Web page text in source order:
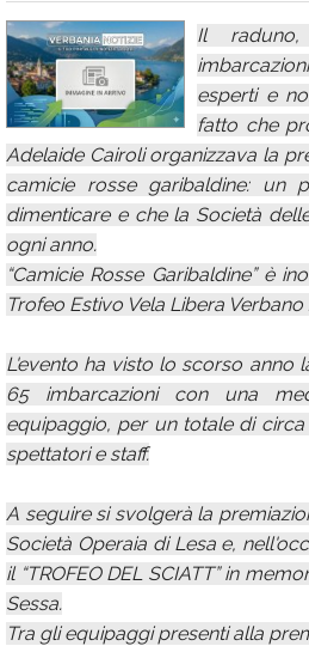
Calendario
Annunci
Il
esperti e
fatto che
Adelaide Cairoli organizzava la
camicie rosse garibaldine: un
dimenticare e che la Società
ogni anno.
“Camicie Rosse Garibaldine” è
Trofeo Estivo Vela Libera Verbano
L'evento ha visto lo scorso anno
65 imbarcazioni con una
equipaggio, per un totale di
spettatori e staff.
A seguire si svolgerà la
Società Operaia di Lesa e,
il “TROFEO DEL SCIATT” in
Sessa.
Tra gli equipaggi presenti alla